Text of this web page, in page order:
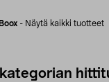
Boox - Näytä kaikki tuotteet